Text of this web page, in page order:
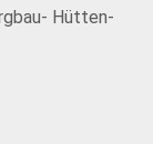
Hütten-